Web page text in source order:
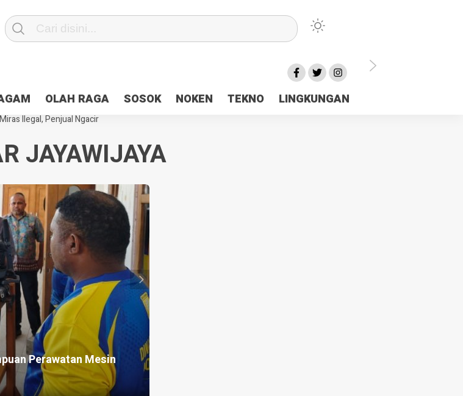
OLAH RAGA SOSOK NOKEN TEKNO LINGKUNGAN
Pesan Sejuk Polri di Deklarasi Pemilu Ceria Tanah Papua
Pilkada Jayapura Cair 10 Persen, Deposit Kas Daerah Rp23 Miliar Disorot
Ilegal, Penjual Ngacir
JAYAWIJAYA
Perawatan Mesin